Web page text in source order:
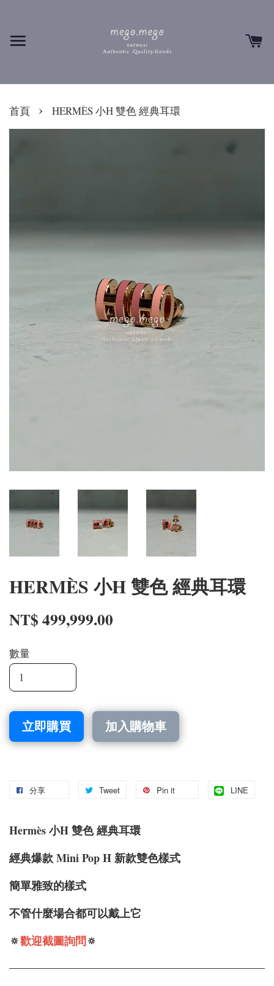
首頁 › HERMÈS 小H 雙色 經典耳環
HERMÈS 小H 雙色 經典耳環
NT$ 499,999.00
數量
立即購買 加入購物車
分享 Tweet Pin it LINE
Hermès 小H 雙色 經典耳環
經典爆款 Mini Pop H 新款雙色樣式
簡單雅致的樣式
不管什麼場合都可以戴上它
🔅歡迎截圖詢問🔅